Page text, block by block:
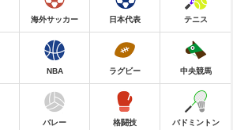
海外サッカー 日本代表 テニス
NBA ラグビー 中央競馬
バレー 格闘技 バドミントン